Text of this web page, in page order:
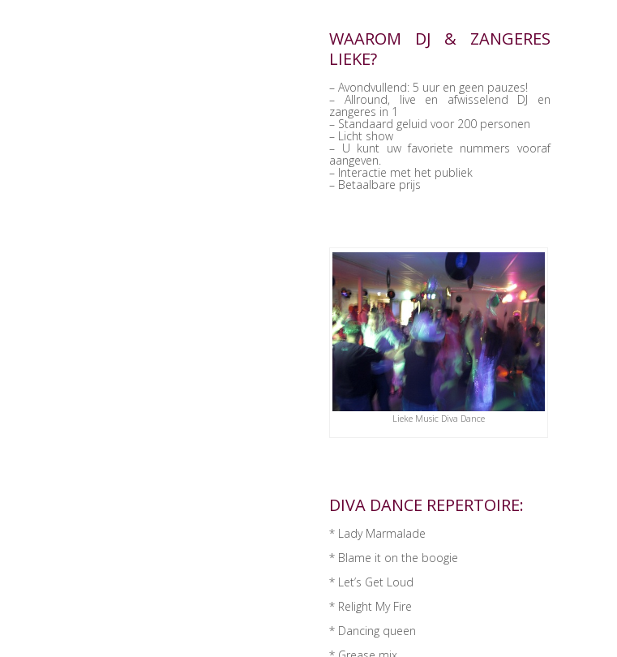
WAAROM DJ & ZANGERES
LIEKE?
– Avondvullend: 5 uur en geen pauzes!
– Allround, live en afwisselend DJ en
zangeres in 1
– Standaard geluid voor 200 personen
– Licht show
– U kunt uw favoriete nummers vooraf
aangeven.
– Interactie met het publiek
– Betaalbare prijs
Lieke Music Diva Dance
DIVA DANCE REPERTOIRE:
* Lady Marmalade
* Blame it on the boogie
* Let’s Get Loud
* Relight My Fire
* Dancing queen